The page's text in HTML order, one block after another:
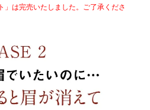
は完売いたしました。ご了承くださ